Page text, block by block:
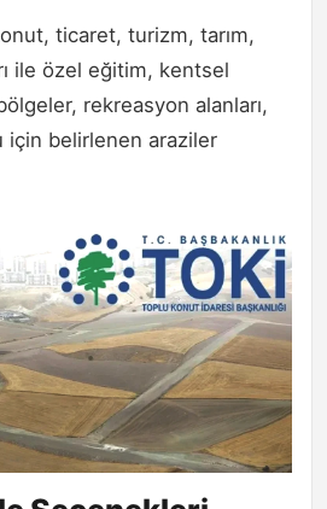
ticaret, turizm, tarım,
ile özel eğitim, kentsel
rekreasyon alanları,
için belirlenen araziler